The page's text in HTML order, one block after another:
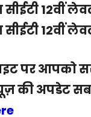
सीईटी 12वीं
सीईटी 12वीं
पर आपको
की अपडेट